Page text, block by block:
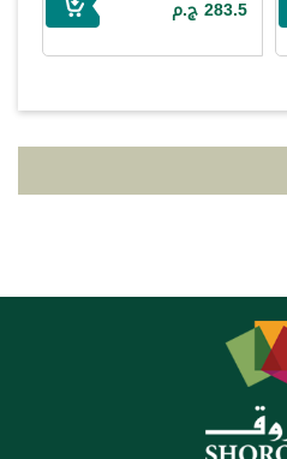
283.5 ج.م